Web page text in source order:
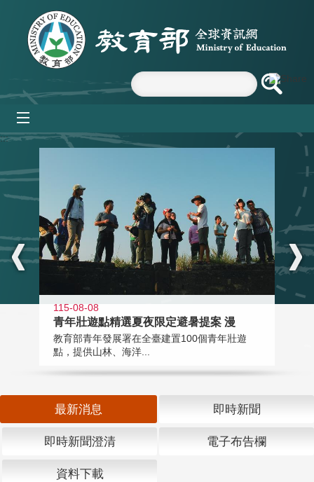
跳到主要內容區塊
:::
115-08-08
青年壯遊點精選夏夜限定避暑提案 漫
教育部青年發展署在全臺建置100個青年壯遊
點，提供山林、海洋...
最新消息 即時新聞
即時新聞澄清 電子布告欄
資料下載